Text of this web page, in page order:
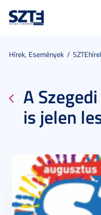
Hírek, Események
A
is jelen